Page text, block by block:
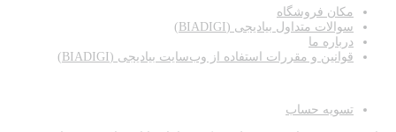
مکان فروشگاه
سوالات متداول بیادیجی (BIADIGI)
درباره ما
قوانین و مقررات استفاده از وب‌سایت بیادیجی (BIADIGI)
تسویه حساب